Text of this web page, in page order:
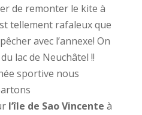
de remonter le kite à
tellement rafaleux que
avec l’annexe! On
lac de Neuchâtel !!
sportive nous
l’île de Sao Vincente à